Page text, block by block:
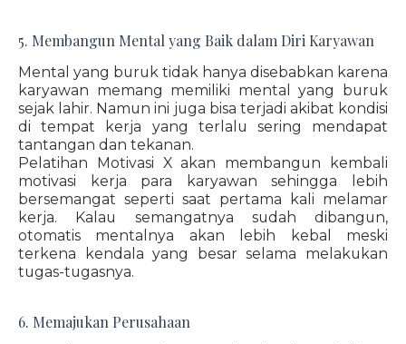
5. Membangun Mental yang Baik dalam Diri Karyawan
Mental yang buruk tidak hanya disebabkan karena
karyawan memang memiliki mental yang buruk
sejak lahir. Namun ini juga bisa terjadi akibat kondisi
di tempat kerja yang terlalu sering mendapat
tantangan dan tekanan.
Pelatihan Motivasi X akan membangun kembali
motivasi kerja para karyawan sehingga lebih
bersemangat seperti saat pertama kali melamar
kerja. Kalau semangatnya sudah dibangun,
otomatis mentalnya akan lebih kebal meski
terkena kendala yang besar selama melakukan
tugas-tugasnya.
6. Memajukan Perusahaan